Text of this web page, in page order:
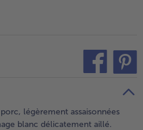
légèrement assaisonnées
blanc délicatement aillé.